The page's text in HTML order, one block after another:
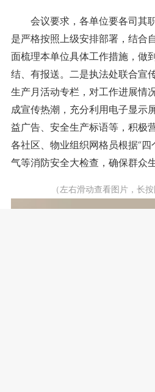
会议要求，各单位要各司其职
是严格按照上级安排部署，结合
面梳理本单位具体工作措施，做
结、有报送。二是执法处联合宣
生产月活动专栏，对工作进展情
成宣传热潮，充分利用电子显示
益广告、安全生产标语等，积极
各社区、物业组织网格员根据“四
气等消防安全大检查，确保群众
（左右滑动查看图片，长